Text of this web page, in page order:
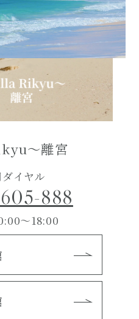
～離宮
イヤル
888
～18:00